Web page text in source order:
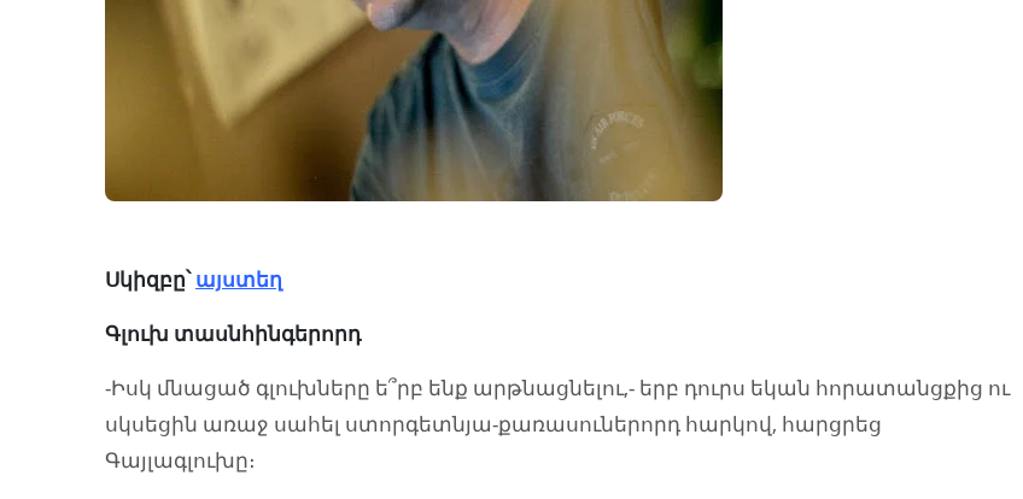
Սկիզբը՝այստեղ
Գլուխ տասնհինգերորդ
-Իսկ մնացած գլուխները ե՞րբ ենք արթնացնելու,- երբ դուրս եկան հորատանցքից ու
սկսեցին առաջ սահել ստորգետնյա-քառասուներորդ հարկով, հարցրեց
Գայլագլուխը։